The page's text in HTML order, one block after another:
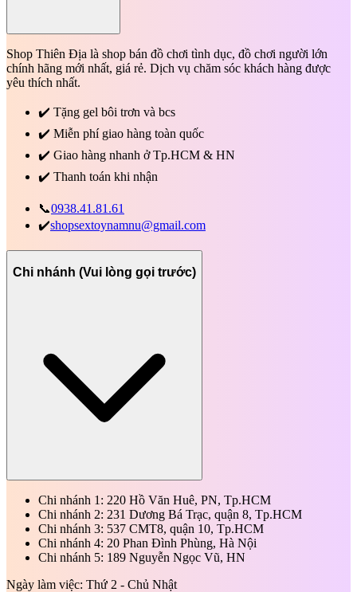
Shop Thiên Địa là shop bán đồ chơi tình dục, đồ chơi người lớn
chính hãng mới nhất, giá rẻ. Dịch vụ chăm sóc khách hàng được
yêu thích nhất.
✔️ Tặng gel bôi trơn và bcs
✔️ Miễn phí giao hàng toàn quốc
✔️ Giao hàng nhanh ở Tp.HCM & HN
✔️ Thanh toán khi nhận
📞0938.41.81.61
✔️shopsextoynamnu@gmail.com
Chi nhánh (Vui lòng gọi trước)
Chi nhánh 1: 220 Hồ Văn Huê, PN, Tp.HCM
Chi nhánh 2: 231 Dương Bá Trạc, quận 8, Tp.HCM
Chi nhánh 3: 537 CMT8, quận 10, Tp.HCM
Chi nhánh 4: 20 Phan Đình Phùng, Hà Nội
Chi nhánh 5: 189 Nguyễn Ngọc Vũ, HN
Ngày làm việc: Thứ 2 - Chủ Nhật